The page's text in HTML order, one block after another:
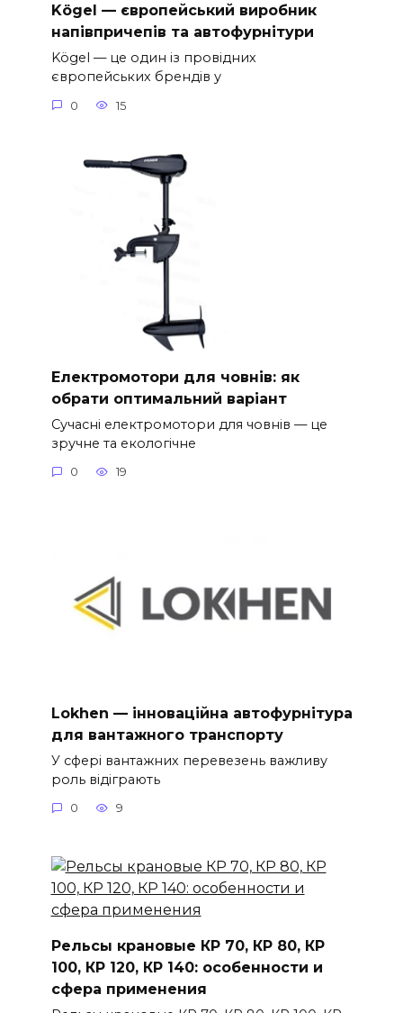
Kögel — європейський виробник
напівпричепів та автофурнітури
Kögel — це один із провідних
європейських брендів у
0 15
Електромотори для човнів: як
обрати оптимальний варіант
Сучасні електромотори для човнів — це
зручне та екологічне
0 19
Lokhen — інноваційна автофурнітура
для вантажного транспорту
У сфері вантажних перевезень важливу
роль відіграють
0 9
Рельсы крановые КР 70, КР 80, КР
100, КР 120, КР 140: особенности и
сфера применения